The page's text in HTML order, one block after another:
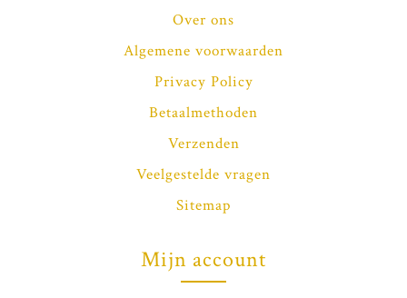
Over ons
Algemene voorwaarden
Privacy Policy
Betaalmethoden
Verzenden
Veelgestelde vragen
Sitemap
Mijn account